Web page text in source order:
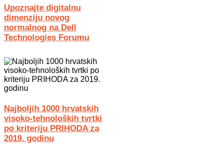
Upoznajte digitalnu
dimenziju novog
normalnog na Dell
Technologies Forumu
Najboljih 1000 hrvatskih
visoko-tehnoloških tvrtki
po kriteriju PRIHODA za
2019. godinu